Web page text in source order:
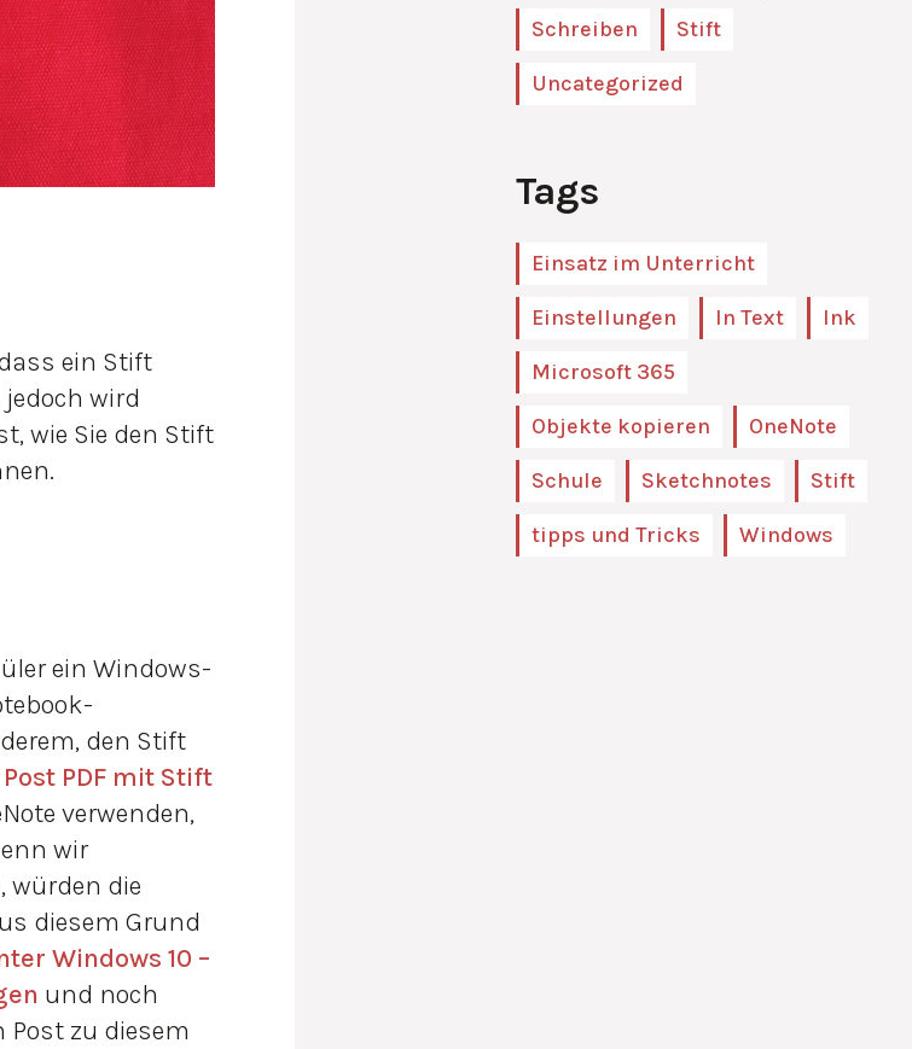
ein Stift
wird
wie Sie den Stift
ein Windows-
den Stift
Post PDF mit Stift
verwenden,
wir
würden die
diesem Grund
Windows 10 –
und noch
zu diesem
Schreiben Stift
Uncategorized
Tags
Einsatz im Unterricht
Einstellungen In Text Ink
Microsoft 365
Objekte kopieren OneNote
Schule Sketchnotes Stift
tipps und Tricks Windows